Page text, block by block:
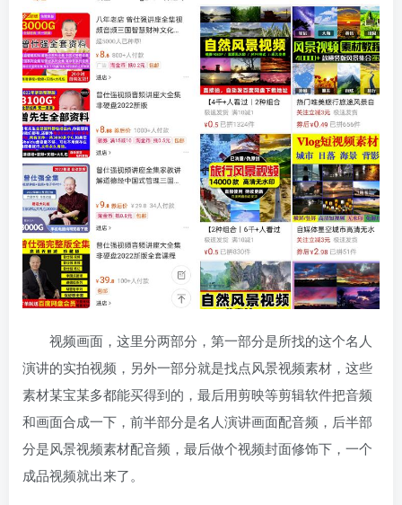
视频画面，这里分两部分，第一部分是所找的这个名人
演讲的实拍视频，另外一部分就是找点风景视频素材，这些
素材某宝某多都能买得到的，最后用剪映等剪辑软件把音频
和画面合成一下，前半部分是名人演讲画面配音频，后半部
分是风景视频素材配音频，最后做个视频封面修饰下，一个
成品视频就出来了。